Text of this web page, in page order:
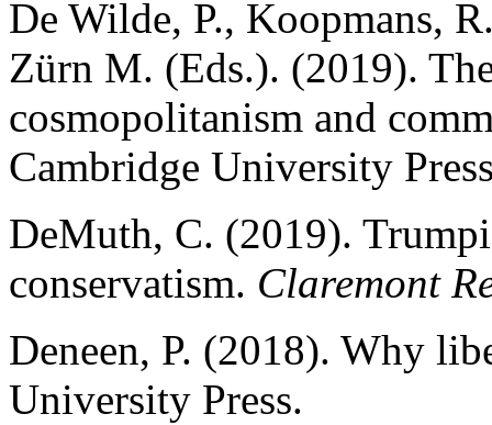
De Wilde, P., Koopmans,
Zürn M. (Eds.). (2019).
cosmopolitanism and
Cambridge University
DeMuth, C. (2019).
conservatism. Claremont
Deneen, P. (2018). Why
University Press.